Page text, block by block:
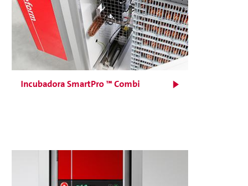
Incubadora SmartPro ™ Combi
de pequenos incubatórios